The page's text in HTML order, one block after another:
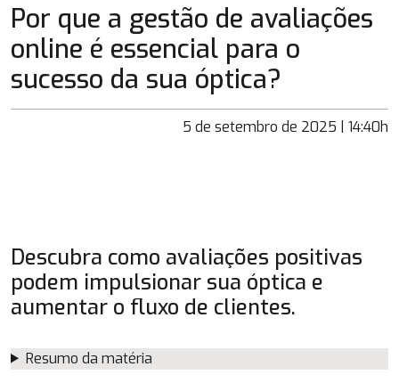
Por que a gestão de avaliações
online é essencial para o
sucesso da sua óptica?
5 de setembro de 2025 | 14:40h
Descubra como avaliações positivas
podem impulsionar sua óptica e
aumentar o fluxo de clientes.
Resumo da matéria